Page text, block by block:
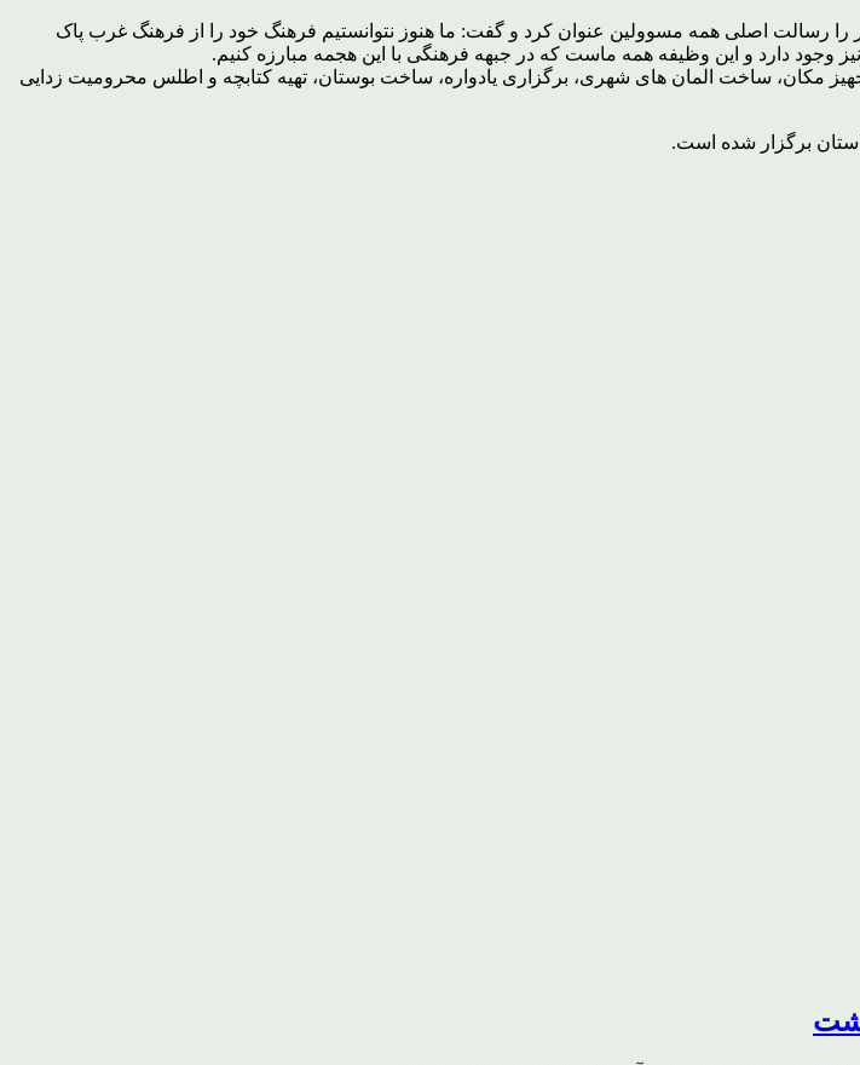
های فرهنگی کشور را رسالت اصلی همه مسوولین عنوان کرد و گفت: ما هنوز نتوانستیم فرهنگ خود را از فرهنگ غرب پاک
وجود دارد و این وظیفه همه ماست که در جبهه فرهنگی با این هجمه مبارزه کنیم.
تهیه مقدمات کنگره از جمله تجهیز مکان، ساخت المان های شهری، برگزاری یادواره، ساخت بوستان، تهیه کتابچه و اطلس محرومیت زدایی